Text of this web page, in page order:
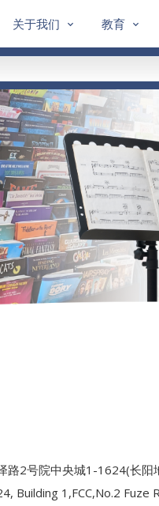
关于我们 教育
路2号院中央城1-1624(长阳
Building 1,FCC,No.2 Fuze